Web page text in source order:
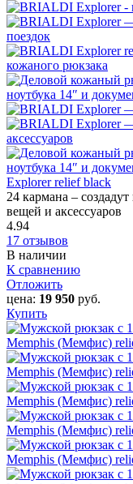
Explorer relief black
24 кармана –
вещей и аксессуаров
4.94
17 отзывов
В наличии
К сравнению
Отложить
цена: 19 950 руб.
Купить